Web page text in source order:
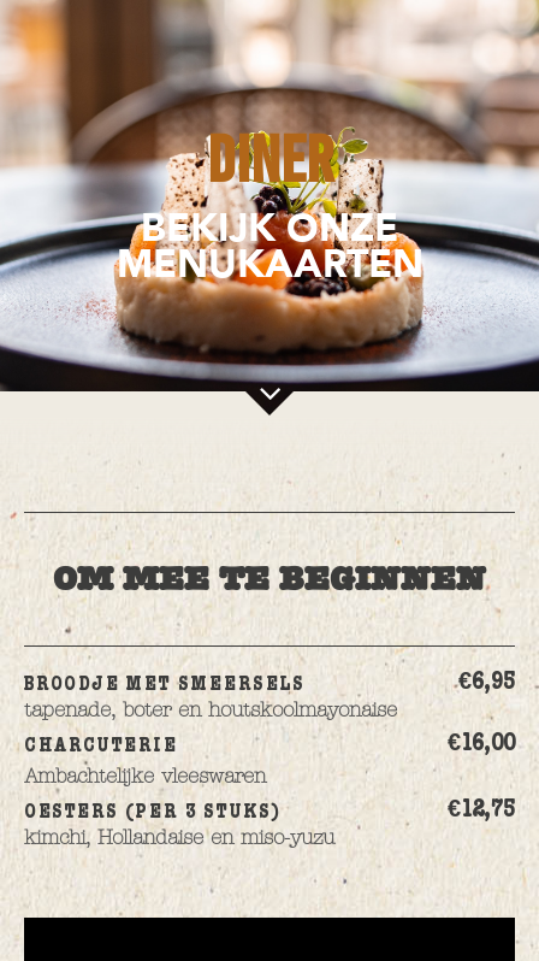
diner
BEKIJK ONZE
MENUKAARTEN
OM MEE TE BEGINNEN
BROODJE MET SMEERSELS €6,95
tapenade, boter en houtskoolmayonaise
CHARCUTERIE €16,00
Ambachtelijke vleeswaren
OESTERS (PER 3 STUKS) €12,75
kimchi, Hollandaise en miso-yuzu